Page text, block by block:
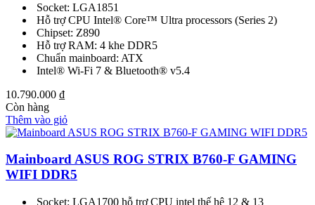
Socket: LGA1851
Hỗ trợ CPU Intel® Core™ Ultra processors (Series 2)
Chipset: Z890
Hỗ trợ RAM: 4 khe DDR5
Chuẩn mainboard: ATX
Intel® Wi-Fi 7 & Bluetooth® v5.4
10.790.000 ₫
Còn hàng
Thêm vào giỏ
Mainboard ASUS ROG STRIX B760-F GAMING
WIFI DDR5
Socket: LGA1700 hỗ trợ CPU intel thế hệ 12 & 13